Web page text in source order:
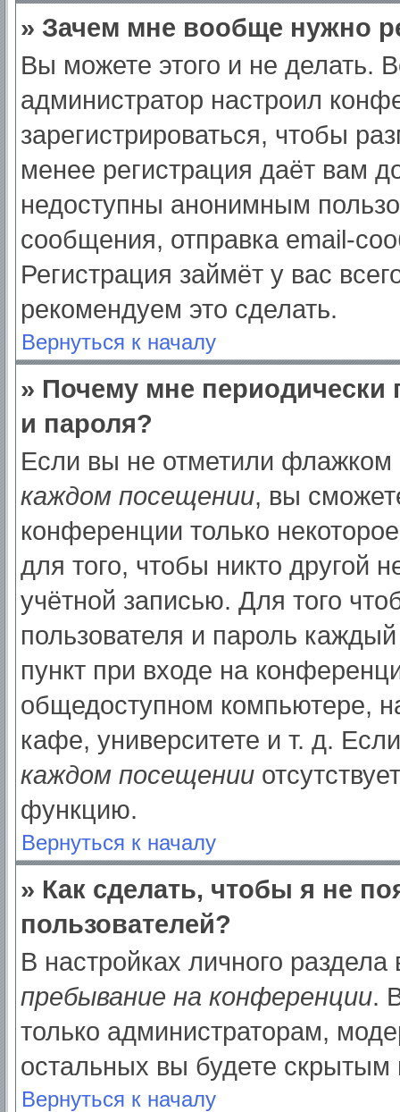
» Зачем мне вообще нужно
Вы можете этого и не делать.
администратор настроил
зарегистрироваться, чтобы
менее регистрация даёт вам
недоступны анонимным
сообщения, отправка email-
Регистрация займёт у вас
рекомендуем это сделать.
Вернуться к началу
» Почему мне периодически
и пароля?
Если вы не отметили флажком
каждом посещении, вы
конференции только
для того, чтобы никто другой
учётной записью. Для того
пользователя и пароль
пункт при входе на
общедоступном компьютере,
кафе, университете и т. д.
каждом посещении
функцию.
Вернуться к началу
» Как сделать, чтобы я не
пользователей?
В настройках личного
пребывание на конференции.
только администраторам,
остальных вы будете скрытым
Вернуться к началу